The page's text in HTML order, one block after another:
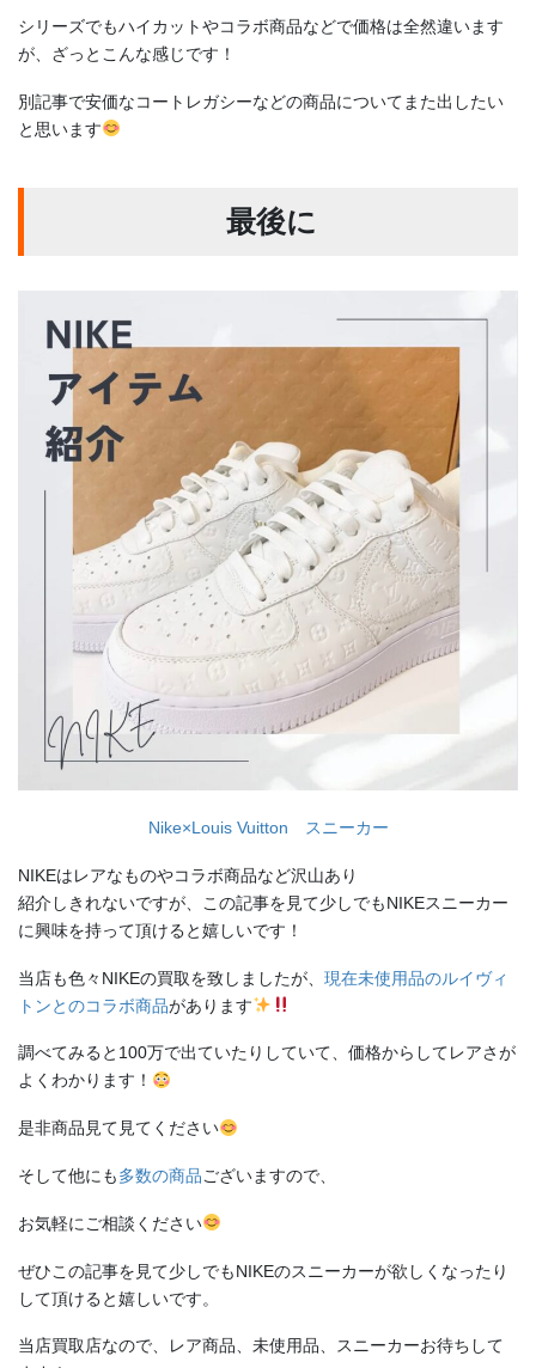
シリーズでもハイカットやコラボ商品などで価格は全然違います
が、ざっとこんな感じです！
別記事で安価なコートレガシーなどの商品についてまた出したい
と思います
最後に
Nike×Louis Vuitton スニーカー
NIKEはレアなものやコラボ商品など沢山あり
紹介しきれないですが、この記事を見て少しでもNIKEスニーカー
に興味を持って頂けると嬉しいです！
当店も色々NIKEの買取を致しましたが、 現在未使用品のルイヴィ
トンとのコラボ商品があります
調べてみると100万で出ていたりしていて、価格からしてレアさが
よくわかります！
是非商品見て見てください
そして他にも多数の商品ございますので、
お気軽にご相談ください
ぜひこの記事を見て少しでもNIKEのスニーカーが欲しくなったり
して頂けると嬉しいです。
当店買取店なので、レア商品、未使用品、スニーカーお待ちして